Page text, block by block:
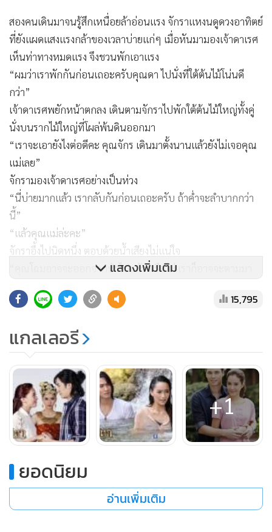
สองคนเดินมาจนรู้สึกเหนื่อยล้าอ่อนแรง จักราแหงนดูดวงอาทิตย์
ที่ยังแผดแสงแรงกล้าของเวลาบ่ายแก่ๆ เมื่อหันมามองเจ้าดาเรศ
เห็นท่าทางหมดแรง จึงชวนพักเอาแรง
“ผมว่าเราพักกันก่อนเถอะครับคุณดา ไปนั่งที่ใต้ต้นไม้โน่นดี
กว่า”
เจ้าดาเรศพยักหน้าตกลง เดินตามจักราไปพักใต้ต้นไม้ใหญ่ทั้งคู่
นั่งบนรากไม้ใหญ่ที่โผล่พ้นดินออกมา
“เราจะเอายังไงต่อดีคะ คุณจักร เดินมาตั้งนานแล้วยังไม่เจอคุณ
แม่เลย”
จักรามองเจ้าดาเรศอย่างเป็นห่วง
“นี่บ่ายมากแล้ว เรากลับกันก่อนเถอะครับ ถ้าค่ำจะลำบากกว่า
นี้”
“แล้วคุณแม่ล่ะคะ”
จักราอึ้งไปนิดหนึ่ง ตอบด้วยน้ำเสียงไม่แน่ใจ
“คุณโฉมอาจจะออกจากป่าไปแล้ว หรือไม่ เราก็อาจจะตามมา
“แล้วถ้าคุณแม่ยังไม่ออกไปล่ะคะ”
ดี น่าจะช่วยเราตามหาคุณโฉมได้”
จักรากับดาเรศเดินไปเรื่อยๆ ท่าทีของสองคนเหนื่อยล้าอ่อนแรง
ลงมาก สุดท้ายเจ้าดาเรศหมดแรงเดินไปสะดุดรากไม้เกือบจะ
หกล้ม ดีที่จักราประคองไว้ทัน แต่แว่นกันแดดของเธอตกลงที่พื้น
โดยไม่รู้ตัว เจ้าดาเรศเดินต่อไปสักครู่ จะหยิบแว่นมาใส่กันแดด
จึงพบว่าไม่มี
“คุณจักรคะ”
เจ้าดาเรศหยุดเดิน สอดสายตามองหาแว่น จักรามองอย่างแปลก
แสดงเพิ่มเติม
15,795
แกลเลอรี
+1
ยอดนิยม
อ่านเพิ่มเติม